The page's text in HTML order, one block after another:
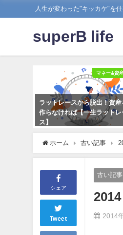
人生が変わった"キッカケ"を
superB life
マネー&資
ラットレースから脱出！資産
作らなければ【一生ラットレ
ス】
ホーム 古い記事
シェア
Tweet
古い記事
2014